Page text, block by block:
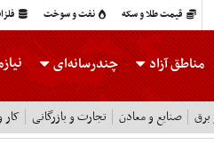
قیمت طلا و سکه نفت و سوخت
مناطق آزاد چندرسانه‌ای
صنایع و معادن تجارت و بازرگانی کار